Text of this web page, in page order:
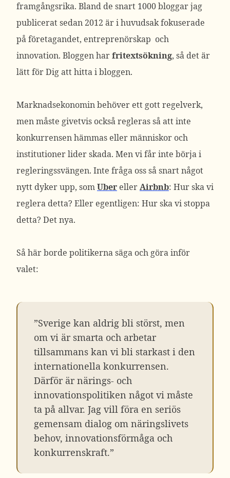
framgångsrika. Bland de snart 1000 bloggar jag
publicerat sedan 2012 är i huvudsak fokuserade
på företagandet, entreprenörskap och
innovation. Bloggen harfritextsökning, så det är
lätt för Dig att hitta i bloggen.
Marknadsekonomin behöver ett gott regelverk,
men måste givetvis också regleras så att inte
konkurrensen hämmas eller människor och
institutioner lider skada. Men vi får inte börja i
regleringssvängen. Inte fråga oss så snart något
nytt dyker upp, somUber ellerAirbnb: Hur ska vi
reglera detta? Eller egentligen: Hur ska vi stoppa
detta? Det nya.
Så här borde politikerna säga och göra inför
valet:
”Sverige kan aldrig bli störst, men
om vi är smarta och arbetar
tillsammans kan vi bli starkast i den
internationella konkurrensen.
Därför är närings- och
innovationspolitiken något vi måste
ta på allvar. Jag vill föra en seriös
gemensam dialog om näringslivets
behov, innovationsförmåga och
konkurrenskraft.”